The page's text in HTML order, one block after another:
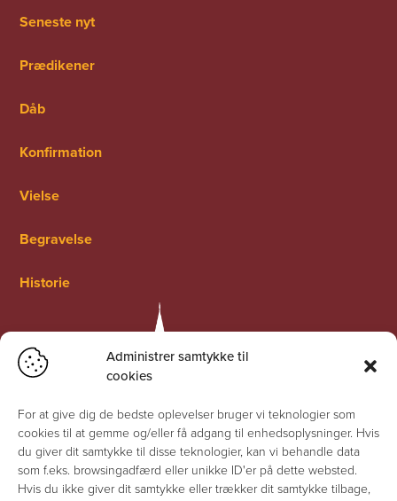
Administrer samtykke til
cookies
For at give dig de bedste oplevelser bruger vi teknologier som
cookies til at gemme og/eller få adgang til enhedsoplysninger. Hvis
du giver dit samtykke til disse teknologier, kan vi behandle data
som f.eks. browsingadfærd eller unikke ID'er på dette websted.
Hvis du ikke giver dit samtykke eller trækker dit samtykke tilbage,
Seneste nyt
Prædikener
Dåb
Konfirmation
Vielse
Begravelse
Historie